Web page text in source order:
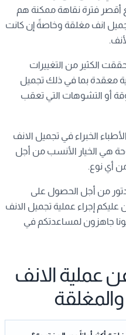
أقصر فترة نقاهة ممكنة هم
انف مغلقة وخاصةً إن كانت
الكثير من التغييرات
معقدة بما في ذلك تجميل
أو التشوهات التي تعقب
الخبراء في تجميل الانف
هي الخيار الأنسب من أجل
أي نوع.
من أجل الحصول على
عليكم إجراء عملية تجميل الانف
جاهزون لمساعدتكم في
عملية الانف